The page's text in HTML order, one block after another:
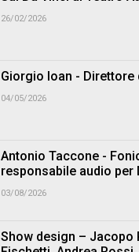
26/02/2026
Giorgio Ioan - Direttore
04/05/2026
Antonio Taccone -
responsabile audio per
03/08/2026
Show design – Jacopo